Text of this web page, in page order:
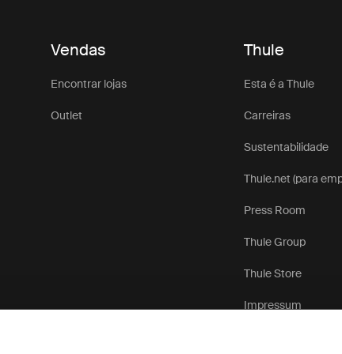
Vendas
Encontrar lojas
Outlet
Thule
Esta é a Thule
Carreiras
Sustentabilidade
Thule.net (para
Press Room
Thule Group
Thule Store
Impressum